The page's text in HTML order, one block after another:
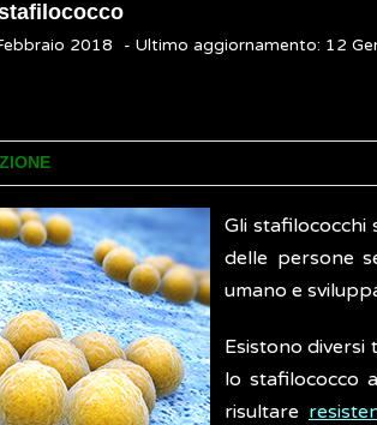
2018 - Ultimo aggiornamento: 12
Gli stafilococchi
delle persone
umano e
Esistono diversi
lo stafilococco
risultare